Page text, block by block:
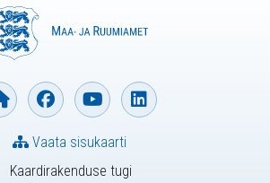
Kaardirakenduse tugi
Vaata sisukaarti